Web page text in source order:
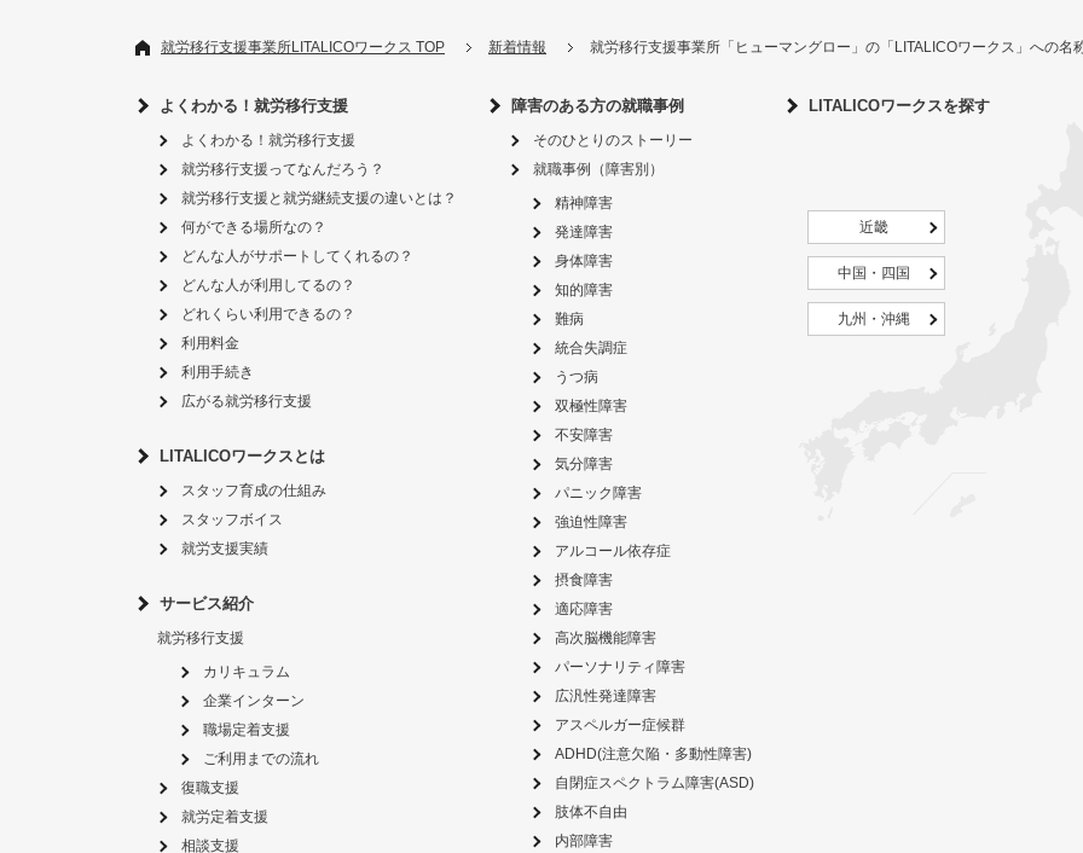
就労移行支援事業所LITALICOワークス TOP 新着情報 就労移行支援事業所「ヒューマングロー」の「LITALICOワークス」への名
よくわかる！就労移行支援
よくわかる！就労移行支援
就労移行支援ってなんだろう？
就労移行支援と就労継続支援の違いとは？
何ができる場所なの？
どんな人がサポートしてくれるの？
どんな人が利用してるの？
どれくらい利用できるの？
利用料金
利用手続き
広がる就労移行支援
LITALICOワークスとは
スタッフ育成の仕組み
スタッフボイス
就労支援実績
サービス紹介
就労移行支援
カリキュラム
企業インターン
職場定着支援
ご利用までの流れ
復職支援
就労定着支援
相談支援
障害のある方の就職事例
そのひとりのストーリー
就職事例（障害別）
精神障害
発達障害
身体障害
知的障害
難病
統合失調症
うつ病
双極性障害
不安障害
気分障害
パニック障害
強迫性障害
アルコール依存症
摂食障害
適応障害
高次脳機能障害
パーソナリティ障害
広汎性発達障害
アスペルガー症候群
ADHD(注意欠陥・多動性障害)
自閉症スペクトラム障害(ASD)
肢体不自由
内部障害
LITALICOワークスを探す
近畿
中国・四国
九州・沖縄